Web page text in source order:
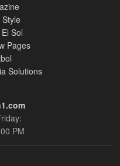
Sol
Pages
Solutions
PM